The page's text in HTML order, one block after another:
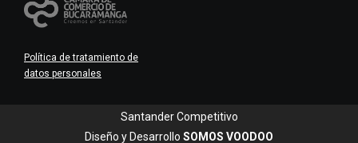
Política de tratamiento de
datos personales
Santander Competitivo
Diseño y Desarrollo SOMOS VOODOO